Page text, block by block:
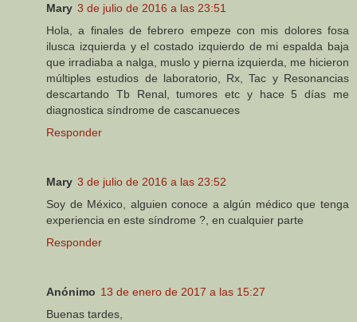
Mary 3 de julio de 2016 a las 23:51
Hola, a finales de febrero empeze con mis dolores fosa
ilusca izquierda y el costado izquierdo de mi espalda baja
que irradiaba a nalga, muslo y pierna izquierda, me hicieron
múltiples estudios de laboratorio, Rx, Tac y Resonancias
descartando Tb Renal, tumores etc y hace 5 días me
diagnostica síndrome de cascanueces
Responder
Mary 3 de julio de 2016 a las 23:52
Soy de México, alguien conoce a algún médico que tenga
experiencia en este síndrome ?, en cualquier parte
Responder
Anónimo 13 de enero de 2017 a las 15:27
Buenas tardes,